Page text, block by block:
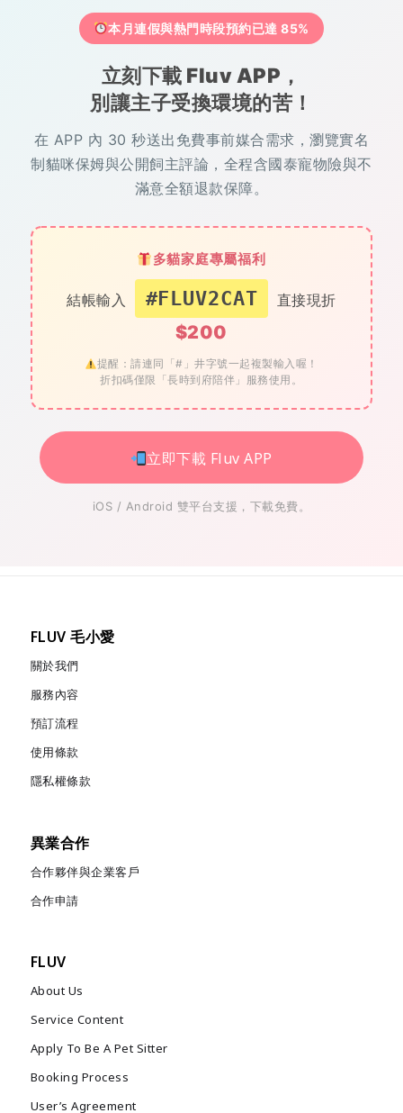
本月連假與熱門時段預約已達 85%
立刻下載 Fluv APP，
別讓主子受換環境的苦！
在 APP 內 30 秒送出免費事前媒合需求，瀏覽實名
制貓咪保姆與公開飼主評論，全程含國泰寵物險與不
滿意全額退款保障。
多貓家庭專屬福利
結帳輸入 #FLUV2CAT 直接現折
$200
提醒：請連同「#」井字號一起複製輸入喔！
折扣碼僅限「長時到府陪伴」服務使用。
立即下載 Fluv APP
iOS / Android 雙平台支援，下載免費。
FLUV 毛小愛
關於我們
服務內容
預訂流程
使用條款
隱私權條款
異業合作
合作夥伴與企業客戶
合作申請
FLUV
About Us
Service Content
Apply To Be A Pet Sitter
Booking Process
User’s Agreement